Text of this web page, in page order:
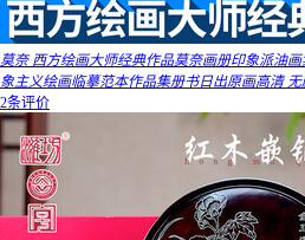
莫奈 西方绘画大师经典作品莫奈画册印象派油
象主义绘画临摹范本作品集册书日出原画高清
2条评价